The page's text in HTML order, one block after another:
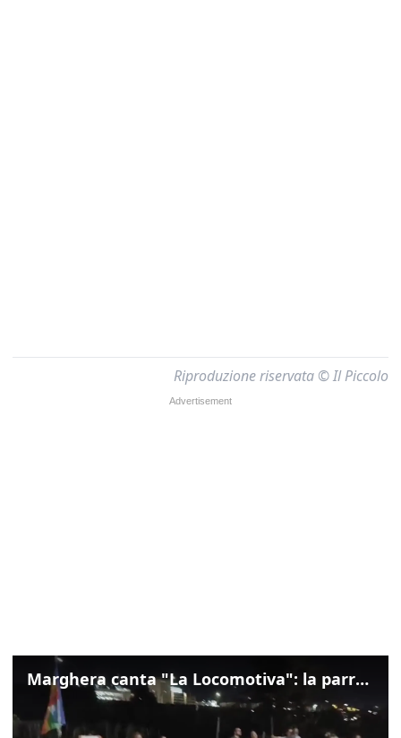
Riproduzione riservata © Il Piccolo
Marghera canta "La Locomotiva": la parrocchia della Cita ricorda Guccini